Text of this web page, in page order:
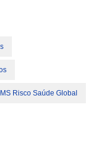
Risco Saúde Global